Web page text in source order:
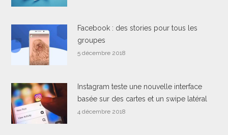
Facebook : des stories pour tous les
groupes
5 décembre 2018
Instagram teste une nouvelle interface
basée sur des cartes et un swipe latéral
4 décembre 2018